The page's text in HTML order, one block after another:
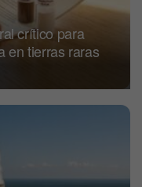
crítico para
en tierras raras